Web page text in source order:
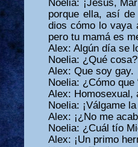
Noelia: ¡Jesús,
porque ella, así
dios cómo lo vaya
pero tu mamá es
Alex: Algún día se
Noelia: ¿Qué cosa?
Alex: Que soy gay.
Noelia: ¿Cómo que
Alex: Homosexual,
Noelia: ¡Válgame
Alex: ¡¿No me
Noelia: ¿Cuál tío
Alex: ¡Un primo